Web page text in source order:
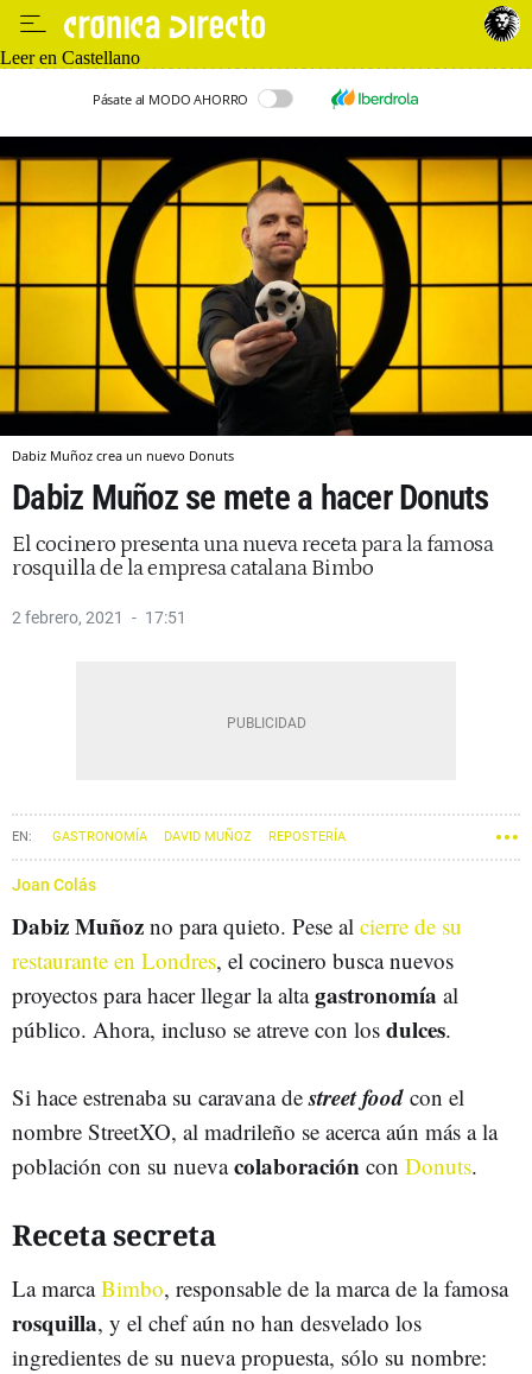
Leer en Castellano
Pásate al MODO AHORRO
Dabiz Muñoz crea un nuevo Donuts
Dabiz Muñoz se mete a hacer Donuts
El cocinero presenta una nueva receta para la famosa
rosquilla de la empresa catalana Bimbo
2 febrero, 2021 17:51
GASTRONOMÍA DAVID MUÑOZ REPOSTERÍA
Joan Colás
Dabiz Muñoz no para quieto. Pese al cierre de su
restaurante en Londres, el cocinero busca nuevos
proyectos para hacer llegar la altagastronomía al
público. Ahora, incluso se atreve con los dulces.
Si hace estrenaba su caravana destreet food con el
nombre StreetXO, al madrileño se acerca aún más a la
población con su nuevacolaboración con Donuts.
Receta secreta
La marcaBimbo, responsable de la marca de la famosa
rosquilla, y el chef aún no han desvelado los
ingredientes de su nueva propuesta, sólo su nombre: